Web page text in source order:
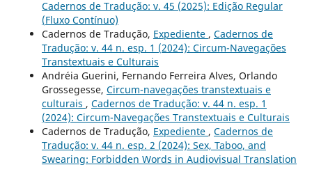
Cadernos de Tradução: v. 45 (2025): Edição Regular
(Fluxo Contínuo)
Cadernos de Tradução, Expediente , Cadernos de
Tradução: v. 44 n. esp. 1 (2024): Circum-Navegações
Transtextuais e Culturais
Andréia Guerini, Fernando Ferreira Alves, Orlando
Grossegesse, Circum-navegações transtextuais e
culturais , Cadernos de Tradução: v. 44 n. esp. 1
(2024): Circum-Navegações Transtextuais e Culturais
Cadernos de Tradução, Expediente , Cadernos de
Tradução: v. 44 n. esp. 2 (2024): Sex, Taboo, and
Swearing: Forbidden Words in Audiovisual Translation